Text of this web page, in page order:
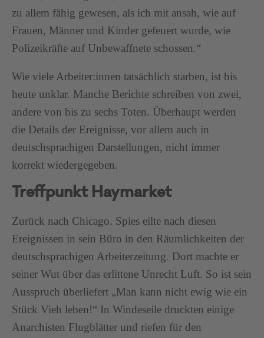
zu allem fähig gewesen, als ich mit ansah, wie auf
Frauen, Männer und Kinder gefeuert wurde, wie
Polizeikräfte auf Unbewaffnete schossen.“
Wie viele Arbeiter:innen tatsächlich starben, ist bis
heute unklar. Manche Berichte schreiben von zwei,
andere von bis zu sechs Toten. Überhaupt werden
die Details der Ereignisse, vor allem auch in
deutschsprachigen Darstellungen, nicht immer
korrekt wiedergegeben.
Treffpunkt Haymarket
Zurück nach Chicago. Spies eilte nach diesen
Ereignissen in sein Büro in den Räumlichkeiten der
deutschsprachigen Arbeiterzeitung. Dort machte er
seiner Wut über das erlittene Unrecht Luft. So ist sein
Ausspruch überliefert „Man kann nicht ewig wie ein
Stück Vieh leben!“ In Windeseile druckten einige
Anarchisten Flugblätter und riefen für den